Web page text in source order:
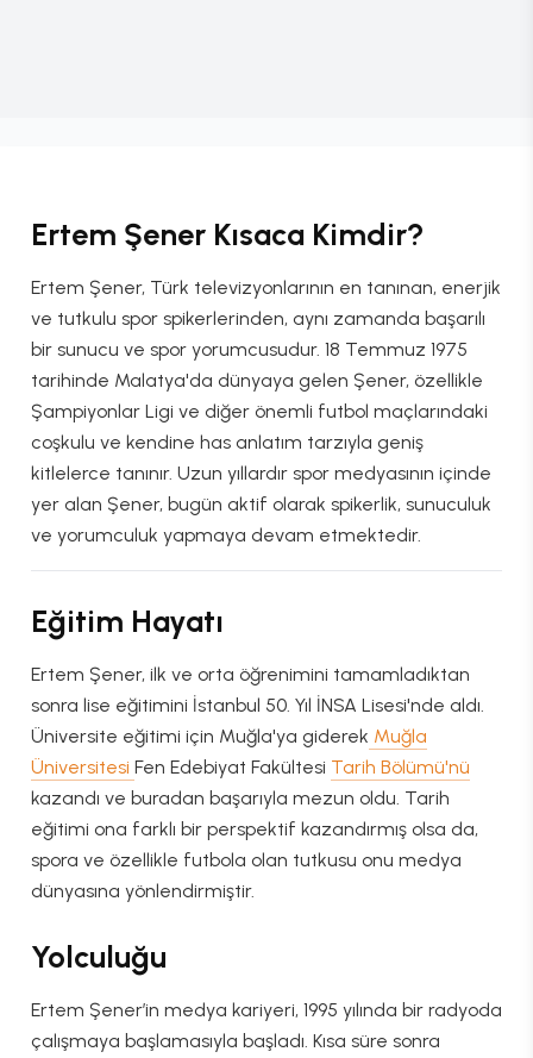
Ertem Şener Kısaca Kimdir?
Ertem Şener, Türk televizyonlarının en tanınan, enerjik
ve tutkulu spor spikerlerinden, aynı zamanda başarılı
bir sunucu ve spor yorumcusudur. 18 Temmuz 1975
tarihinde Malatya'da dünyaya gelen Şener, özellikle
Şampiyonlar Ligi ve diğer önemli futbol maçlarındaki
coşkulu ve kendine has anlatım tarzıyla geniş
kitlelerce tanınır. Uzun yıllardır spor medyasının içinde
yer alan Şener, bugün aktif olarak spikerlik, sunuculuk
ve yorumculuk yapmaya devam etmektedir.
Eğitim Hayatı
Ertem Şener, ilk ve orta öğrenimini tamamladıktan
sonra lise eğitimini İstanbul 50. Yıl İNSA Lisesi'nde aldı.
Üniversite eğitimi için Muğla'ya giderek Muğla
Üniversitesi Fen Edebiyat Fakültesi Tarih Bölümü'nü
kazandı ve buradan başarıyla mezun oldu. Tarih
eğitimi ona farklı bir perspektif kazandırmış olsa da,
spora ve özellikle futbola olan tutkusu onu medya
dünyasına yönlendirmiştir.
Yolculuğu
Ertem Şener’in medya kariyeri, 1995 yılında bir radyoda
çalışmaya başlamasıyla başladı. Kısa süre sonra